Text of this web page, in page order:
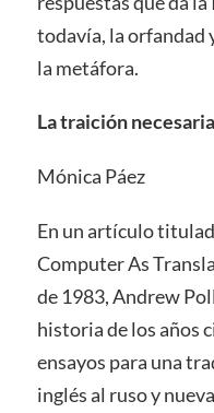
todavía, la orfandad
la metáfora.
La traición necesaria
Mónica Páez
En un artículo
Computer As
de 1983, Andrew
historia de los años
ensayos para una
inglés al ruso y